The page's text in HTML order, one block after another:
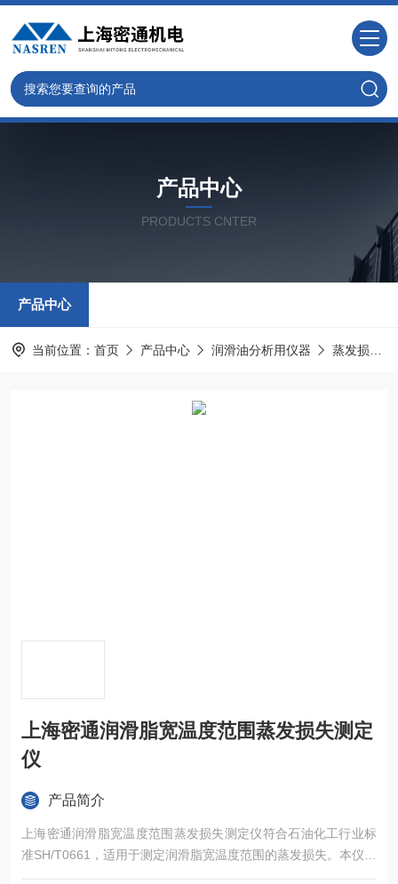
产品中心
PRODUCTS CNTER
产品中心
当前位置： 首页 产品中心 润滑油分析用仪器 蒸发损失试验仪器
上海密通润滑脂宽温度范围蒸发损失测定
仪
产品简介
上海密通润滑脂宽温度范围蒸发损失测定仪符合石油化工行业标
准SH/T0661，适用于测定润滑脂宽温度范围的蒸发损失。本仪器
采用人工智能控温技术，对金属浴和两组热空气分别建立加热控